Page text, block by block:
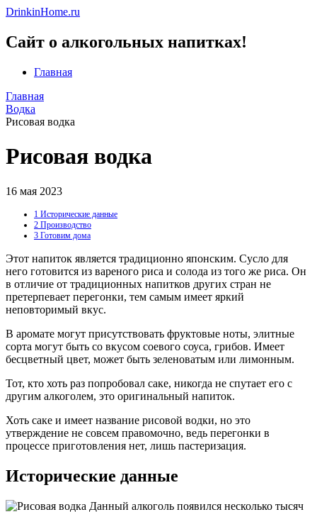
DrinkinHome.ru
Сайт о алкогольных напитках!
Главная
Главная
Водка
Рисовая водка
Рисовая водка
16 мая 2023
1 Исторические данные
2 Производство
3 Готовим дома
Этот напиток является традиционно японским. Сусло для
него готовится из вареного риса и солода из того же риса. Он
в отличие от традиционных напитков других стран не
претерпевает перегонки, тем самым имеет яркий
неповторимый вкус.
В аромате могут присутствовать фруктовые ноты, элитные
сорта могут быть со вкусом соевого соуса, грибов. Имеет
бесцветный цвет, может быть зеленоватым или лимонным.
Тот, кто хоть раз попробовал саке, никогда не спутает его с
другим алкоголем, это оригинальный напиток.
Хоть саке и имеет название рисовой водки, но это
утверждение не совсем правомочно, ведь перегонки в
процессе приготовления нет, лишь пастеризация.
Исторические данные
Данный алкоголь появился несколько тысяч